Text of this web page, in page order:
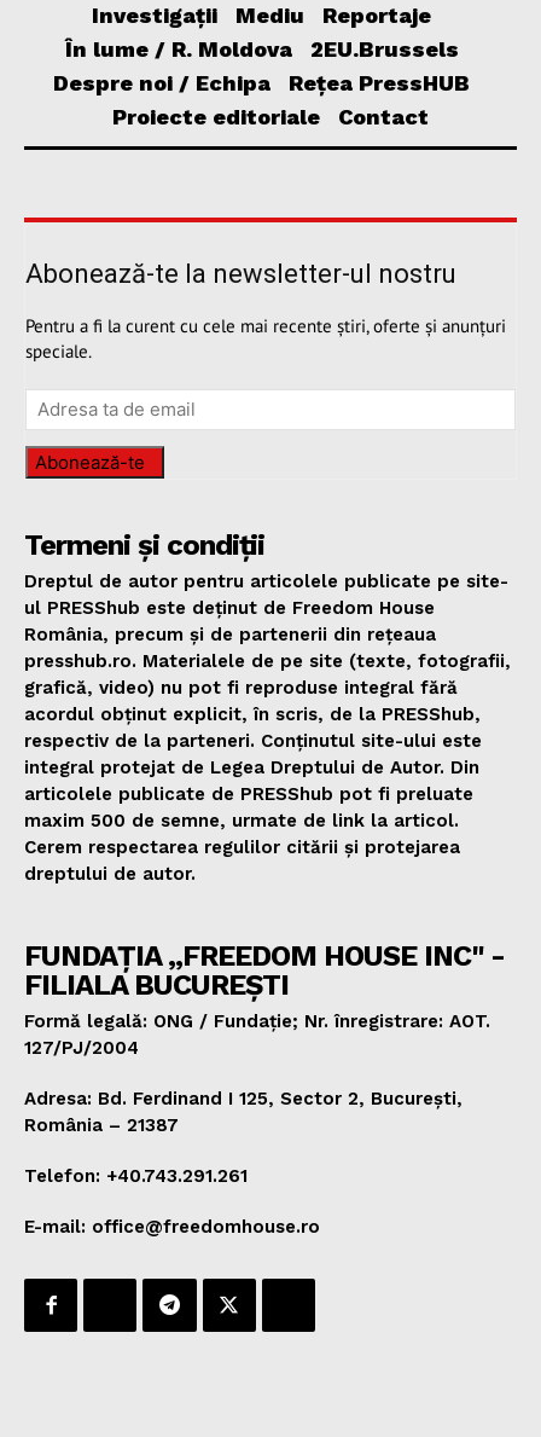
Investigații
Mediu
Reportaje
În lume / R. Moldova
2EU.Brussels
Despre noi / Echipa
Rețea PressHUB
Proiecte editoriale
Contact
Abonează-te la newsletter-ul nostru
Pentru a fi la curent cu cele mai recente știri, oferte și anunțuri
speciale.
Abonează-te
Termeni și condiții
Dreptul de autor pentru articolele publicate pe site-
ul PRESShub este deținut de Freedom House
România, precum și de partenerii din rețeaua
presshub.ro. Materialele de pe site (texte, fotografii,
grafică, video) nu pot fi reproduse integral fără
acordul obținut explicit, în scris, de la PRESShub,
respectiv de la parteneri. Conținutul site-ului este
integral protejat de Legea Dreptului de Autor. Din
articolele publicate de PRESShub pot fi preluate
maxim 500 de semne, urmate de link la articol.
Cerem respectarea regulilor citării și protejarea
dreptului de autor.
FUNDAȚIA „FREEDOM HOUSE INC" -
FILIALA BUCUREȘTI
Formă legală: ONG / Fundație; Nr. înregistrare: AOT.
127/PJ/2004
Adresa: Bd. Ferdinand I 125, Sector 2, București,
România – 21387
Telefon: +40.743.291.261
E-mail: office@freedomhouse.ro